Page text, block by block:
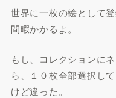
世界に一枚の絵として
間暇かかるよ。
もし、コレクションに
ら、１０枚全部選択し
けど違った。